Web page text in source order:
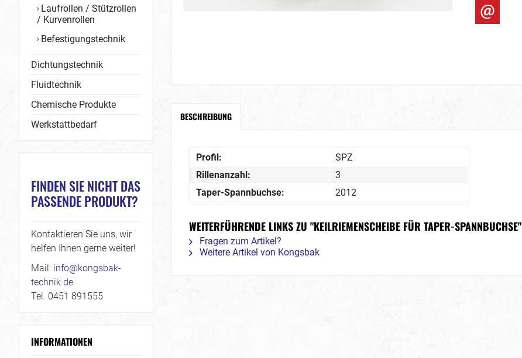
Laufrollen / Stützrollen
/ Kurvenrollen
Befestigungstechnik
Dichtungstechnik
Fluidtechnik
Chemische Produkte
Werkstattbedarf
FINDEN SIE NICHT DAS
PASSENDE PRODUKT?
Kontaktieren Sie uns, wir
helfen Ihnen gerne weiter!
Mail: info@kongsbak-
technik.de
Tel. 0451 891555
INFORMATIONEN
BESCHREIBUNG
Profil:
SPZ
Rillenanzahl:
3
Taper-Spannbuchse:
2012
WEITERFÜHRENDE LINKS ZU "KEILRIEMENSCHEIBE FÜR TAPER-SPANNBUCHSE"
Fragen zum Artikel?
Weitere Artikel von Kongsbak